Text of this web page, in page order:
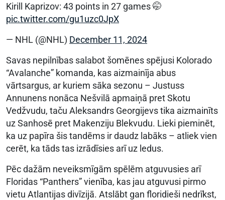
Kirill Kaprizov: 43 points in 27 games 🤭
pic.twitter.com/gu1uzc0JpX
— NHL (@NHL) December 11, 2024
Savas nepilnības salabot šomēnes spējusi Kolorado
“Avalanche” komanda, kas aizmainīja abus
vārtsargus, ar kuriem sāka sezonu – Justuss
Annunens nonāca Nešvilā apmaiņā pret Skotu
Vedžvudu, taču Aleksandrs Georgijevs tika aizmainīts
uz Sanhosē pret Makenziju Blekvudu. Lieki pieminēt,
ka uz papīra šis tandēms ir daudz labāks – atliek vien
cerēt, ka tāds tas izrādīsies arī uz ledus.
Pēc dažām neveiksmīgām spēlēm atguvusies arī
Floridas “Panthers” vienība, kas jau atguvusi pirmo
vietu Atlantijas divīzijā. Atslābt gan floridieši nedrīkst,